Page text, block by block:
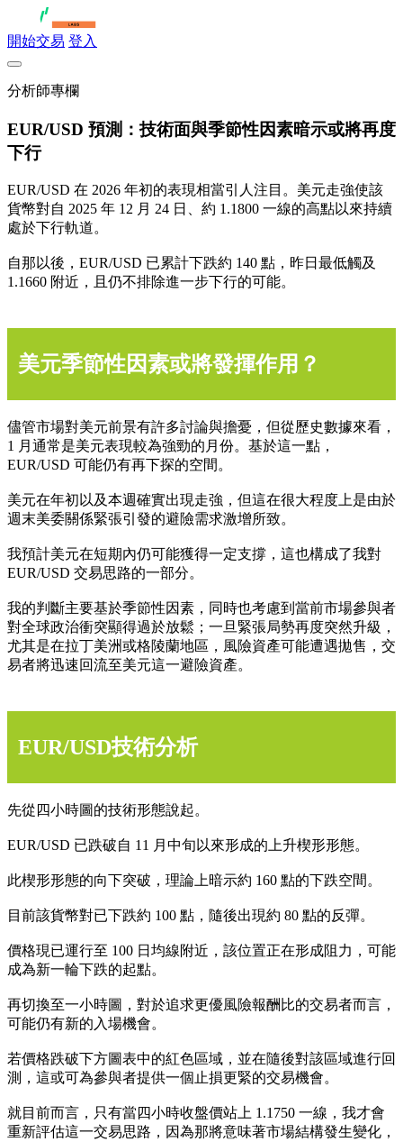
開始交易 登入
分析師專欄
EUR/USD 預測：技術面與季節性因素暗示或將再度
下行
EUR/USD 在 2026 年初的表現相當引人注目。美元走強使該
貨幣對自 2025 年 12 月 24 日、約 1.1800 一線的高點以來持續
處於下行軌道。
自那以後，EUR/USD 已累計下跌約 140 點，昨日最低觸及
1.1660 附近，且仍不排除進一步下行的可能。
美元季節性因素或將發揮作用？
儘管市場對美元前景有許多討論與擔憂，但從歷史數據來看，
1 月通常是美元表現較為強勁的月份。基於這一點，
EUR/USD 可能仍有再下探的空間。
美元在年初以及本週確實出現走強，但這在很大程度上是由於
週末美委關係緊張引發的避險需求激增所致。
我預計美元在短期內仍可能獲得一定支撐，這也構成了我對
EUR/USD 交易思路的一部分。
我的判斷主要基於季節性因素，同時也考慮到當前市場參與者
對全球政治衝突顯得過於放鬆；一旦緊張局勢再度突然升級，
尤其是在拉丁美洲或格陵蘭地區，風險資產可能遭遇拋售，交
易者將迅速回流至美元這一避險資產。
EUR/USD技術分析
先從四小時圖的技術形態說起。
EUR/USD 已跌破自 11 月中旬以來形成的上升楔形形態。
此楔形形態的向下突破，理論上暗示約 160 點的下跌空間。
目前該貨幣對已下跌約 100 點，隨後出現約 80 點的反彈。
價格現已運行至 100 日均線附近，該位置正在形成阻力，可能
成為新一輪下跌的起點。
再切換至一小時圖，對於追求更優風險報酬比的交易者而言，
可能仍有新的入場機會。
若價格跌破下方圖表中的紅色區域，並在隨後對該區域進行回
測，這或可為參與者提供一個止損更緊的交易機會。
就目前而言，只有當四小時收盤價站上 1.1750 一線，我才會
重新評估這一交易思路，因為那將意味著市場結構發生變化，